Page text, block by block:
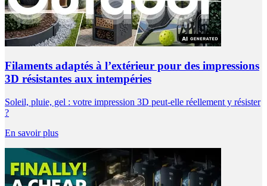
Filaments adaptés à l’extérieur pour des impressions
3D résistantes aux intempéries
Soleil, pluie, gel : votre impression 3D peut-elle réellement y résister
?
En savoir plus